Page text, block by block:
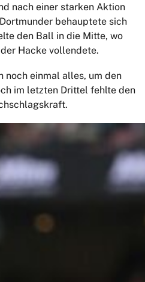
nach einer starken Aktion
behauptete sich
den Ball in die Mitte, wo
Hacke vollendete.
noch einmal alles, um den
im letzten Drittel fehlte den